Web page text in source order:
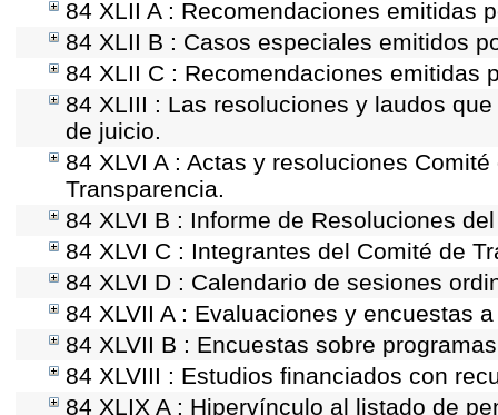
84 XLII A : Recomendaciones emitidas
84 XLII B : Casos especiales emitidos
84 XLII C : Recomendaciones emitidas
84 XLIII : Las resoluciones y laudos
de juicio.
84 XLVI A : Actas y resoluciones
Transparencia.
84 XLVI B : Informe de Resoluciones
84 XLVI C : Integrantes del Comité de
84 XLVI D : Calendario de sesiones
84 XLVII A : Evaluaciones y encuestas
84 XLVII B : Encuestas sobre
84 XLVIII : Estudios financiados con
84 XLIX A : Hipervínculo al listado de